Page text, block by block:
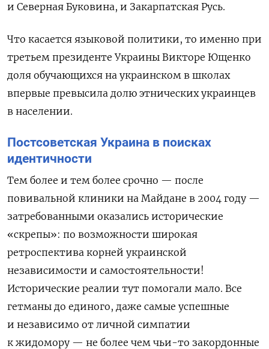
и Северная Буковина, и Закарпатская Русь.
Что касается языковой политики, то именно при
третьем президенте Украины Викторе Ющенко
доля обучающихся на украинском в школах
впервые превысила долю этнических украинцев
в населении.
Постсоветская Украина в поисках
идентичности
Тем более и тем более срочно — после
повивальной клиники на Майдане в 2004 году —
затребованными оказались исторические
«скрепы»: по возможности широкая
ретроспектива корней украинской
независимости и самостоятельности!
Исторические реалии тут помогали мало. Все
гетманы до единого, даже самые успешные
и независимо от личной симпатии
к жидомору — не более чем чьи-то закордонные